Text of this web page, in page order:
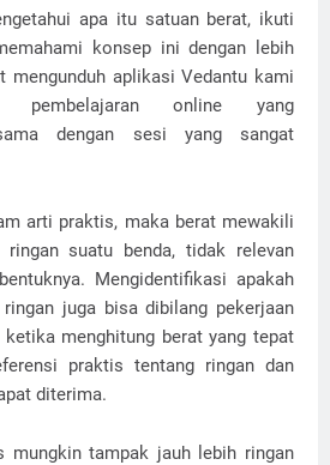
apa itu satuan berat, ikuti
konsep ini dengan lebih
mengunduh aplikasi Vedantu kami
pembelajaran online yang
dengan sesi yang sangat
arti praktis, maka berat mewakili
suatu benda, tidak relevan
Mengidentifikasi apakah
juga bisa dibilang pekerjaan
ketika menghitung berat yang tepat
praktis tentang ringan dan
diterima.
mungkin tampak jauh lebih ringan